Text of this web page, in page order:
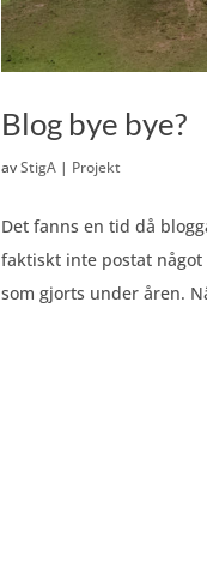
Blog bye bye?
avStigA| Projekt
Det fanns en tid då
faktiskt inte postat
som gjorts under åren.